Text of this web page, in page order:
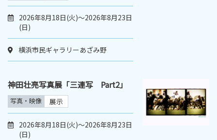
2026年8月18日(火)～2026年8月23日
(日)
横浜市民ギャラリーあざみ野
神田壮亮写真展「三連写 Part2」
写真・映像 展示
2026年8月18日(火)～2026年8月23日
(日)